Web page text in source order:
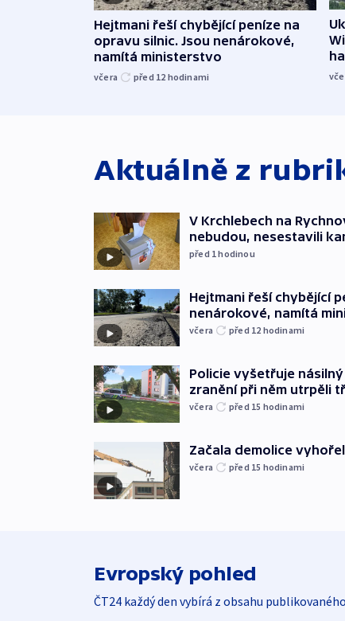
Hejtmani řeší chybějící peníze na
opravu silnic. Jsou nenárokové,
namítá ministerstvo
včera před 12 hodinami
Aktuálně z
V Krchlebech na
nebudou, nesestavili
před 1hodinou
Hejtmani řeší chybějící
nenárokové, namítá
včera před 12 hodinami
Policie vyšetřuje
zranění při něm utrpěli
včera před 15 hodinami
Začala demolice
včera před 15 hodinami
Evropský pohled
ČT24 každý den vybírá z obsahu